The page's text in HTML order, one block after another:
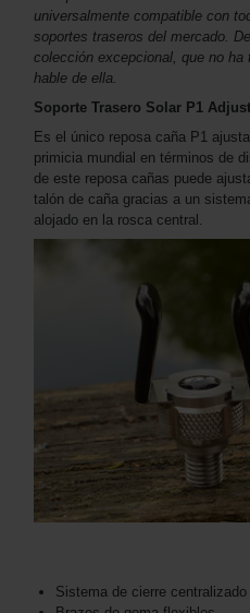
universalmente compatible con
soportes traseros del mercado.
colección excepcional, que no ha
hable de ella.
Soporte Trasero Solar P1
Es el único reposa caña P1
primicia mundial en términos de
de este reposa cañas puede
talón de caña gracias a un
alojado en la rosca central.
Sistema de cierre centralizado